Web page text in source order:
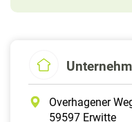
Overhagener
59597 Erwitte